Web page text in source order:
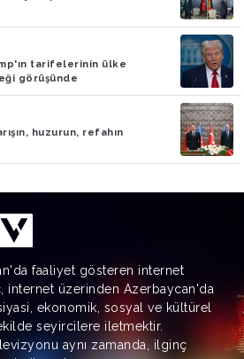
tarifelerinin ülke
görüşünde
huzurun, refahın
faaliyet gösteren internet
internet üzerinden Azerbaycan'da
ekonomik, sosyal ve kültürel
seyircilere iletmektir.
aynı zamanda, ilginç